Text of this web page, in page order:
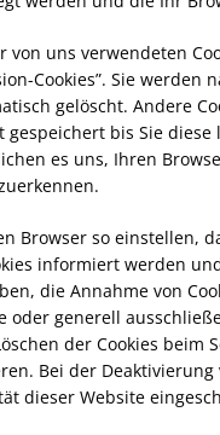
von uns verwendeten
Cookies”. Sie werden
gelöscht. Andere
gespeichert bis Sie diese
es uns, Ihren
Browser so einstellen,
informiert werden
die Annahme von
oder generell
der Cookies beim
Bei der Deaktivierung
dieser Website